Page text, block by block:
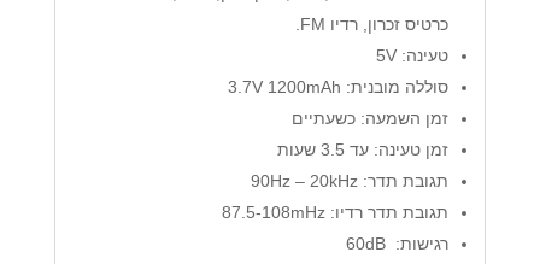
כרטיס זכרון, רדיו FM.
טעינה: 5V
סוללה מובנית: 3.7V 1200mAh
זמן השמעה: כשעתיים
זמן טעינה: עד 3.5 שעות
תגובת תדר: 90Hz – 20kHz
תגובת תדר רדיו: 87.5-108mHz
רגישות: 60dB